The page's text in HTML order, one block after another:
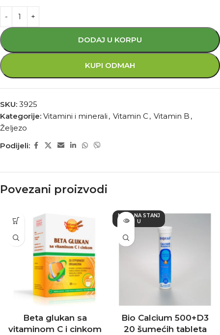
DODAJ U KORPU
KUPI ODMAH
SKU: 3925
Kategorije: Vitamini i minerali , Vitamin C , Vitamin B ,
Željezo
Podijeli:
Povezani proizvodi
Beta glukan sa
vitaminom C i cinkom
NEMA NA STANJ
U
Bio Calcium 500+D3
20 šumećih tableta